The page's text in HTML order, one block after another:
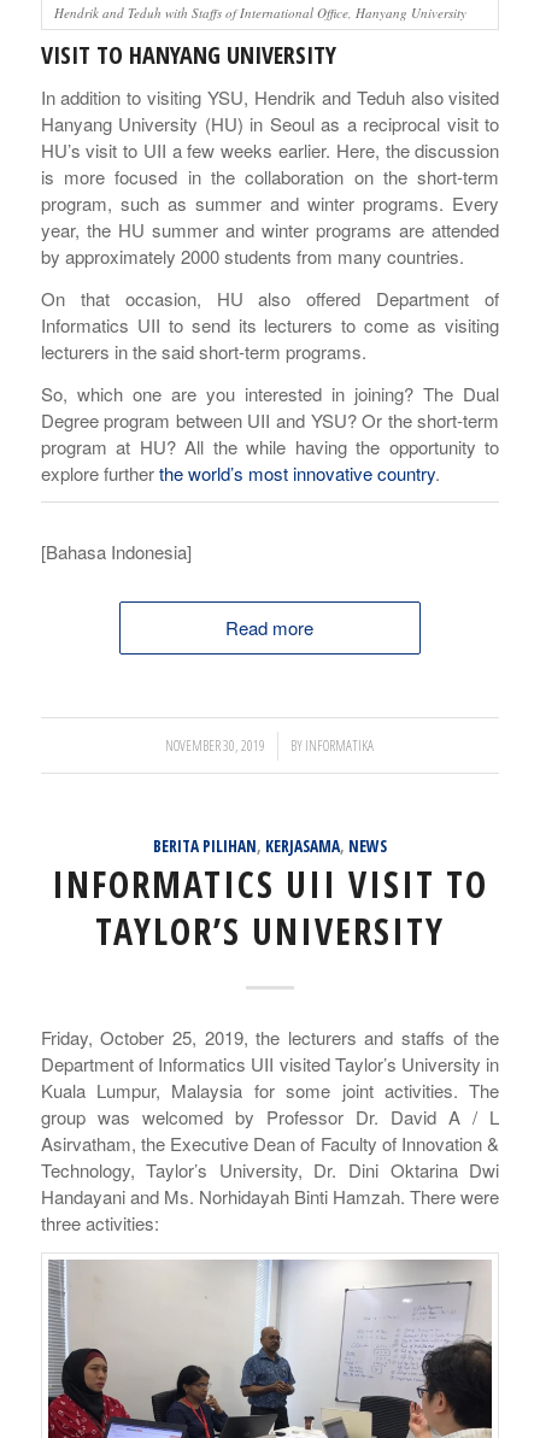
Hendrik and Teduh with Staffs of International Office, Hanyang University
VISIT TO HANYANG UNIVERSITY
In addition to visiting YSU, Hendrik and Teduh also visited
Hanyang University (HU) in Seoul as a reciprocal visit to
HU’s visit to UII a few weeks earlier. Here, the discussion
is more focused in the collaboration on the short-term
program, such as summer and winter programs. Every
year, the HU summer and winter programs are attended
by approximately 2000 students from many countries.
On that occasion, HU also offered Department of
Informatics UII to send its lecturers to come as visiting
lecturers in the said short-term programs.
So, which one are you interested in joining? The Dual
Degree program between UII and YSU? Or the short-term
program at HU? All the while having the opportunity to
explore furtherthe world’s most innovative country.
[Bahasa Indonesia]
Read more
NOVEMBER 30, 2019
/ BYINFORMATIKA
BERITA PILIHAN, KERJASAMA, NEWS
INFORMATICS UII VISIT TO
TAYLOR’S UNIVERSITY
Friday, October 25, 2019, the lecturers and staffs of the
Department of Informatics UII visited Taylor’s University in
Kuala Lumpur, Malaysia for some joint activities. The
group was welcomed by Professor Dr. David A / L
Asirvatham, the Executive Dean of Faculty of Innovation &
Technology, Taylor’s University, Dr. Dini Oktarina Dwi
Handayani and Ms. Norhidayah Binti Hamzah. There were
three activities: